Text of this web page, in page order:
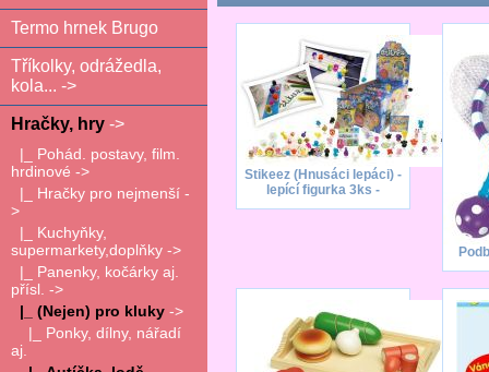
Termo hrnek Brugo
Tříkolky, odrážedla,
kola... ->
Hračky, hry ->
|_ Pohád. postavy, film.
hrdinové ->
|_ Hračky pro nejmenší -
>
|_ Kuchyňky,
supermarkety,doplňky ->
|_ Panenky, kočárky aj.
přísl. ->
|_ (Nejen) pro kluky ->
|_ Ponky, dílny, nářadí
aj.
Stikeez (Hnusáci lepáci) -
lepící figurka 3ks -